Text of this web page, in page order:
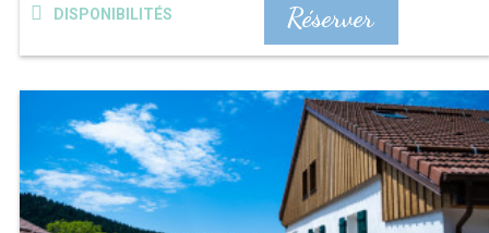
Réserver
DISPONIBILITÉS